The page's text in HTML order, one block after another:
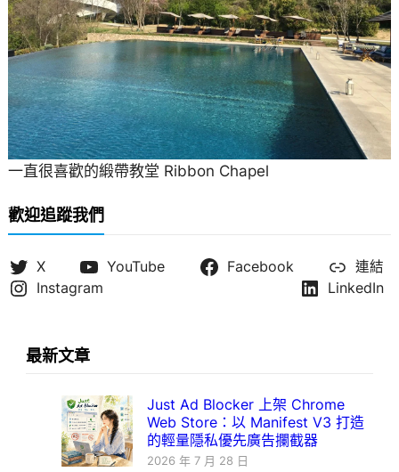
一直很喜歡的緞帶教堂 Ribbon Chapel
歡迎追蹤我們
X YouTube Facebook
連結
Instagram
LinkedIn
最新文章
Just Ad Blocker 上架 Chrome
Web Store：以 Manifest V3 打造
的輕量隱私優先廣告攔截器
2026 年 7 月 28 日